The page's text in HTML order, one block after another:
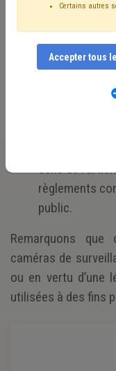
sont des données
La loi sur les
de caméras de
sens de
règlements
public.
Remarquons
caméras de
ou en vertu d’une
utilisées à des fins
Certains autres
Accepter tous